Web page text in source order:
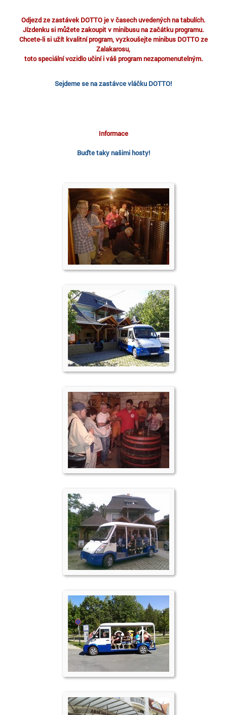
Odjezd ze zastávek DOTTO je v časech uvedených na tabulích.
Jízdenku si můžete zakoupit v minibusu na začátku programu.
Chcete-li si užít kvalitní program, vyzkoušejte minibus DOTTO ze
Zalakarosu,
toto speciální vozidlo učiní i váš program nezapomenutelným.
Sejdeme se na zastávce vláčku DOTTO!
Informace
Buďte taky našimi hosty!